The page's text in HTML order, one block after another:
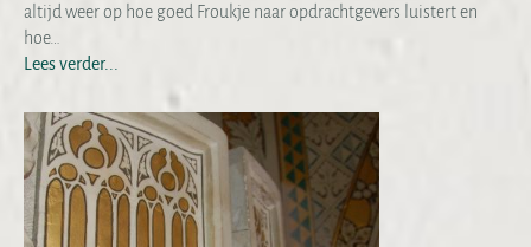
altijd weer op hoe goed Froukje naar opdrachtgevers luistert en
hoe…
Lees verder...